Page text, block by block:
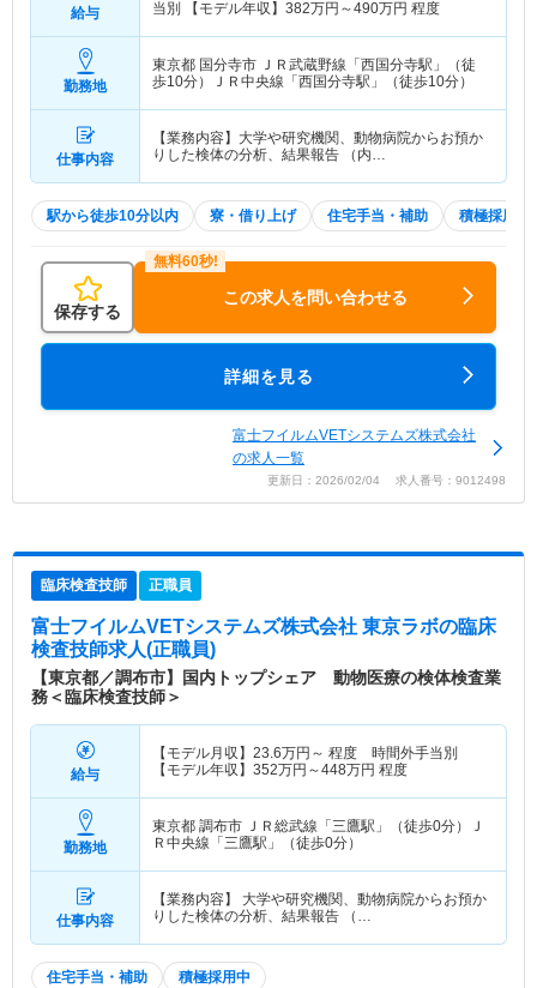
給与
当別 【モデル年収】 382万円～490万円 程度
勤務地
東京都 国分寺市 ＪＲ武蔵野線「西国分寺駅」（徒
歩10分）ＪＲ中央線「西国分寺駅」（徒歩10分）
仕事内容
【業務内容】大学や研究機関、動物病院からお預か
りした検体の分析、結果報告 （内…
駅から徒歩10分以内 寮・借り上げ 住宅手当・補助 積極採用中
保存する
この求人を問い合わせる
詳細を見る
富士フイルムVETシステムズ株式会社
の求人一覧
更新日：2026/02/04 求人番号：9012498
臨床検査技師 正職員
富士フイルムVETシステムズ株式会社 東京ラボの臨床
検査技師求人(正職員)
【東京都／調布市】国内トップシェア 動物医療の検体検査業
務＜臨床検査技師＞
給与
【モデル月収】 23.6万円～ 程度 時間外手当別
【モデル年収】 352万円～448万円 程度
勤務地
東京都 調布市 ＪＲ総武線「三鷹駅」（徒歩0分）Ｊ
Ｒ中央線「三鷹駅」（徒歩0分）
仕事内容
【業務内容】 大学や研究機関、動物病院からお預か
りした検体の分析、結果報告 （…
住宅手当・補助 積極採用中